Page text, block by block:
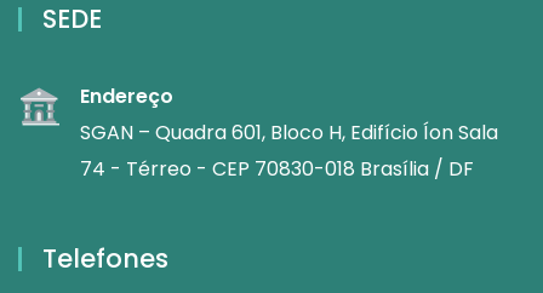
SEDE
Endereço
SGAN – Quadra 601, Bloco H, Edifício Íon Sala
74 - Térreo - CEP 70830-018 Brasília / DF
Telefones